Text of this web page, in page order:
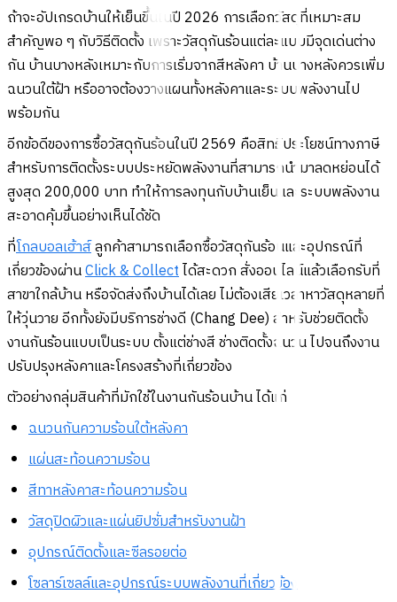
ถ้าจะอัปเกรดบ้านให้เย็นขึ้นในปี 2026 การเลือกวัสดุที่เหมาะสม
สำคัญพอ ๆ กับวิธีติดตั้ง เพราะวัสดุกันร้อนแต่ละแบบมีจุดเด่นต่าง
กัน บ้านบางหลังเหมาะกับการเริ่มจากสีหลังคา บ้านบางหลังควรเพิ่ม
ฉนวนใต้ฝ้า หรืออาจต้องวางแผนทั้งหลังคาและระบบพลังงานไป
พร้อมกัน
อีกข้อดีของการซื้อวัสดุกันร้อนในปี 2569 คือสิทธิประโยชน์ทางภาษี
สำหรับการติดตั้งระบบประหยัดพลังงานที่สามารถนำมาลดหย่อนได้
สูงสุด 200,000 บาท ทำให้การลงทุนกับบ้านเย็นและระบบพลังงาน
สะอาดคุ้มขึ้นอย่างเห็นได้ชัด
ที่โกลบอลเฮ้าส์ลูกค้าสามารถเลือกซื้อวัสดุกันร้อนและอุปกรณ์ที่
เกี่ยวข้องผ่านClick & Collectได้สะดวก สั่งออนไลน์แล้วเลือกรับที่
สาขาใกล้บ้าน หรือจัดส่งถึงบ้านได้เลย ไม่ต้องเสียเวลาหาวัสดุหลายที่
ให้วุ่นวาย อีกทั้งยังมีบริการช่างดี (Chang Dee) สำหรับช่วยติดตั้ง
งานกันร้อนแบบเป็นระบบ ตั้งแต่ช่างสี ช่างติดตั้งฉนวน ไปจนถึงงาน
ปรับปรุงหลังคาและโครงสร้างที่เกี่ยวข้อง
ตัวอย่างกลุ่มสินค้าที่มักใช้ในงานกันร้อนบ้าน ได้แก่
ฉนวนกันความร้อนใต้หลังคา
แผ่นสะท้อนความร้อน
สีทาหลังคาสะท้อนความร้อน
วัสดุปิดผิวและแผ่นยิปซั่มสำหรับงานฝ้า
อุปกรณ์ติดตั้งและซีลรอยต่อ
โซลาร์เซลล์และอุปกรณ์ระบบพลังงานที่เกี่ยวข้อง